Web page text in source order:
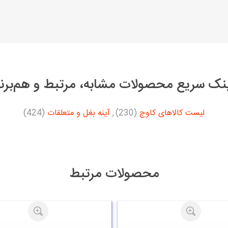
سریع محصولات مشابه، مرتبط و
لیست کالاهای کاوج (230)
,آینه بغل و متعلقات (424)
محصولات مرتبط